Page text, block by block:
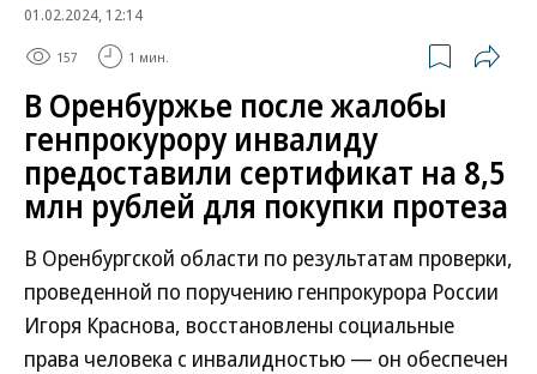
01.02.2024, 12:14
157 1 мин.
В Оренбуржье после жалобы
генпрокурору инвалиду
предоставили сертификат на 8,5
млн рублей для покупки протеза
В Оренбургской области по результатам проверки,
проведенной по поручению генпрокурора России
Игоря Краснова, восстановлены социальные
права человека с инвалидностью — он обеспечен